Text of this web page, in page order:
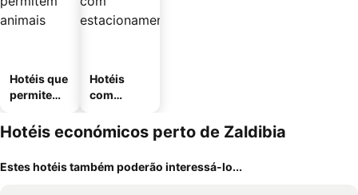
Hotéis que
permitem
Hotéis
com
mento
Hotéis económicos perto de Zaldibia
Estes hotéis também poderão interessá-lo...